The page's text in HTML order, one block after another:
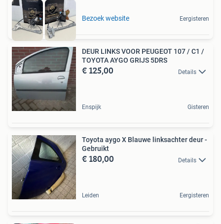
Bezoek website Eergisteren
DEUR LINKS VOOR PEUGEOT 107 / C1 /
TOYOTA AYGO GRIJS 5DRS
€ 125,00 Details
Enspijk Gisteren
Toyota aygo X Blauwe linksachter deur -
Gebruikt
€ 180,00 Details
Leiden Eergisteren